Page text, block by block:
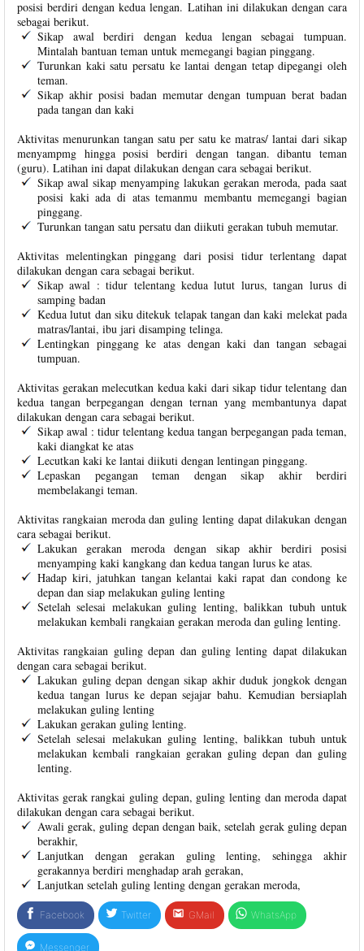
posisi berdiri dengan kedua lengan. Latihan ini dilakukan dengan cara
sebagai berikut.
Sikap awal berdiri dengan kedua lengan sebagai tumpuan.
Mintalah bantuan teman untuk memegangi bagian pinggang.
Turunkan kaki satu persatu ke lantai dengan tetap dipegangi oleh
teman.
Sikap akhir posisi badan memutar dengan tumpuan berat badan
pada tangan dan kaki
Aktivitas menurunkan tangan satu per satu ke matras/ lantai dari sikap
menyampmg hingga posisi berdiri dengan tangan. dibantu teman
(guru). Latihan ini dapat dilakukan dengan cara sebagai berikut.
Sikap awal sikap menyamping lakukan gerakan meroda, pada saat
posisi kaki ada di atas temanmu membantu memegangi bagian
pinggang.
Turunkan tangan satu persatu dan diikuti gerakan tubuh memutar.
Aktivitas melentingkan pinggang dari posisi tidur terlentang dapat
dilakukan dengan cara sebagai berikut.
Sikap awal : tidur telentang kedua lutut lurus, tangan lurus di
samping badan
Kedua lutut dan siku ditekuk telapak tangan dan kaki melekat pada
matras/lantai, ibu jari disamping telinga.
Lentingkan pinggang ke atas dengan kaki dan tangan sebagai
tumpuan.
Aktivitas gerakan melecutkan kedua kaki dari sikap tidur telentang dan
kedua tangan berpegangan dengan ternan yang membantunya dapat
dilakukan dengan cara sebagai berikut.
Sikap awal : tidur telentang kedua tangan berpegangan pada teman,
kaki diangkat ke atas
Lecutkan kaki ke lantai diikuti dengan lentingan pinggang.
Lepaskan pegangan teman dengan sikap akhir berdiri
membelakangi teman.
Aktivitas rangkaian meroda dan guling lenting dapat dilakukan dengan
cara sebagai berikut.
Lakukan gerakan meroda dengan sikap akhir berdiri posisi
menyamping kaki kangkang dan kedua tangan lurus ke atas.
Hadap kiri, jatuhkan tangan kelantai kaki rapat dan condong ke
depan dan siap melakukan guling lenting
Setelah selesai melakukan guling lenting, balikkan tubuh untuk
melakukan kembali rangkaian gerakan meroda dan guling lenting.
Aktivitas rangkaian guling depan dan guling lenting dapat dilakukan
dengan cara sebagai berikut.
Lakukan guling depan dengan sikap akhir duduk jongkok dengan
kedua tangan lurus ke depan sejajar bahu. Kemudian bersiaplah
melakukan guling lenting
Lakukan gerakan guling lenting.
Setelah selesai melakukan guling lenting, balikkan tubuh untuk
melakukan kembali rangkaian gerakan guling depan dan guling
lenting.
Aktivitas gerak rangkai guling depan, guling lenting dan meroda dapat
dilakukan dengan cara sebagai berikut.
Awali gerak, guling depan dengan baik, setelah gerak guling depan
berakhir,
Lanjutkan dengan gerakan guling lenting, sehingga akhir
gerakannya berdiri menghadap arah gerakan,
Lanjutkan setelah guling lenting dengan gerakan meroda,
Facebook Twitter GMail WhatsApp
Messenger